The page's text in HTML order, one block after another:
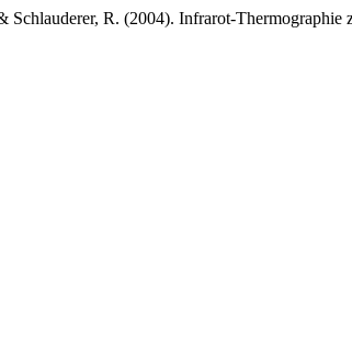
R. (2004). Infrarot-